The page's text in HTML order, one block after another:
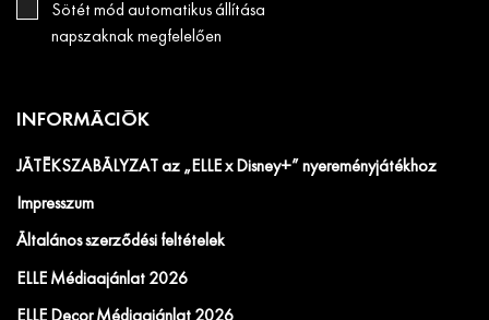
Sötét mód automatikus állítása
napszaknak megfelelően
INFORMÁCIÓK
JÁTÉKSZABÁLYZAT az „ELLE x Disney+” nyereményjátékhoz
Impresszum
Általános szerződési feltételek
ELLE Médiaajánlat 2026